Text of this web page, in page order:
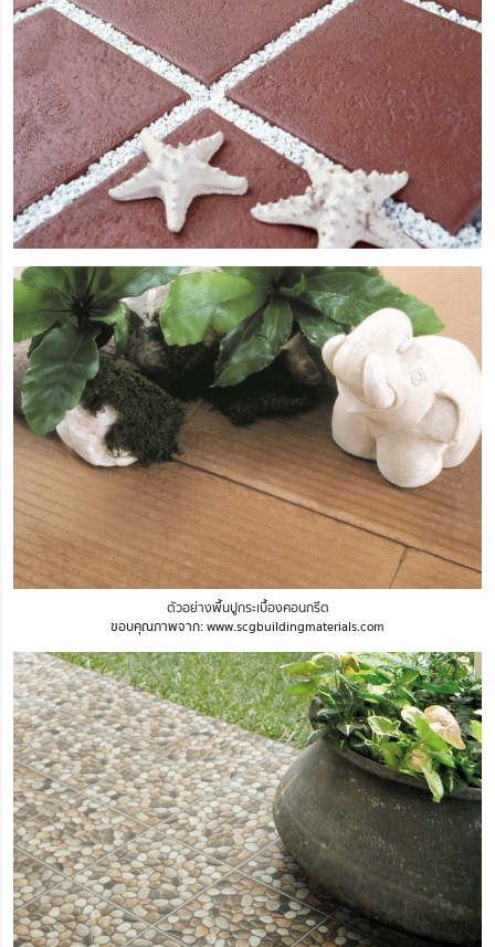
ตัวอย่างพื้นปูกระเบื้องคอนกรีต
ขอบคุณภาพจาก: www.scgbuildingmaterials.com